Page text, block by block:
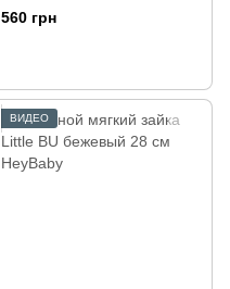
ушками Heybaby
560 грн
ВИДЕО